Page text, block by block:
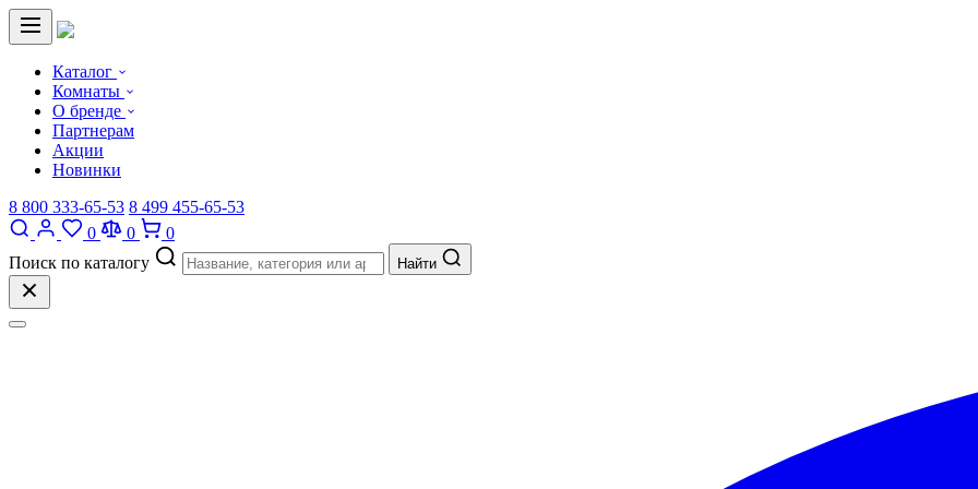
Каталог
Комнаты
О бренде
Партнерам
Акции
Новинки
8 800 333-65-53 8 499 455-65-53
0
0
0
Поиск по каталогу
Найти